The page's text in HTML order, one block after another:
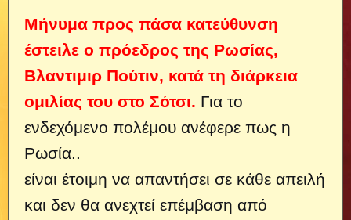
Μήνυμα προς πάσα κατεύθυνση
έστειλε ο πρόεδρος της Ρωσίας,
Βλαντιμιρ Πούτιν, κατά τη διάρκεια
ομιλίας του στο Σότσι. Για το
ενδεχόμενο πολέμου ανέφερε πως η
Ρωσία..
είναι έτοιμη να απαντήσει σε κάθε απειλή
και δεν θα ανεχτεί επέμβαση από